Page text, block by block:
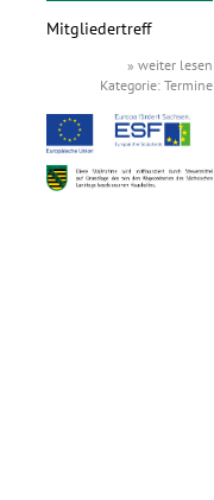
Mitgliedertreff
» weiter lesen
Kategorie: Termine